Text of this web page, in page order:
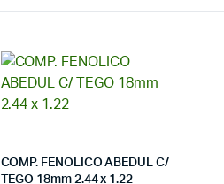
COMP. FENOLICO ABEDUL C/
TEGO 18mm 2.44 x 1.22